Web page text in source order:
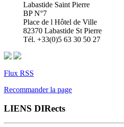
Labastide Saint Pierre
BP N°7
Place de l Hôtel de Ville
82370 Labastide St Pierre
Tél. +33(0)5 63 30 50 27
Flux RSS
Recommander la page
LIENS DIRects